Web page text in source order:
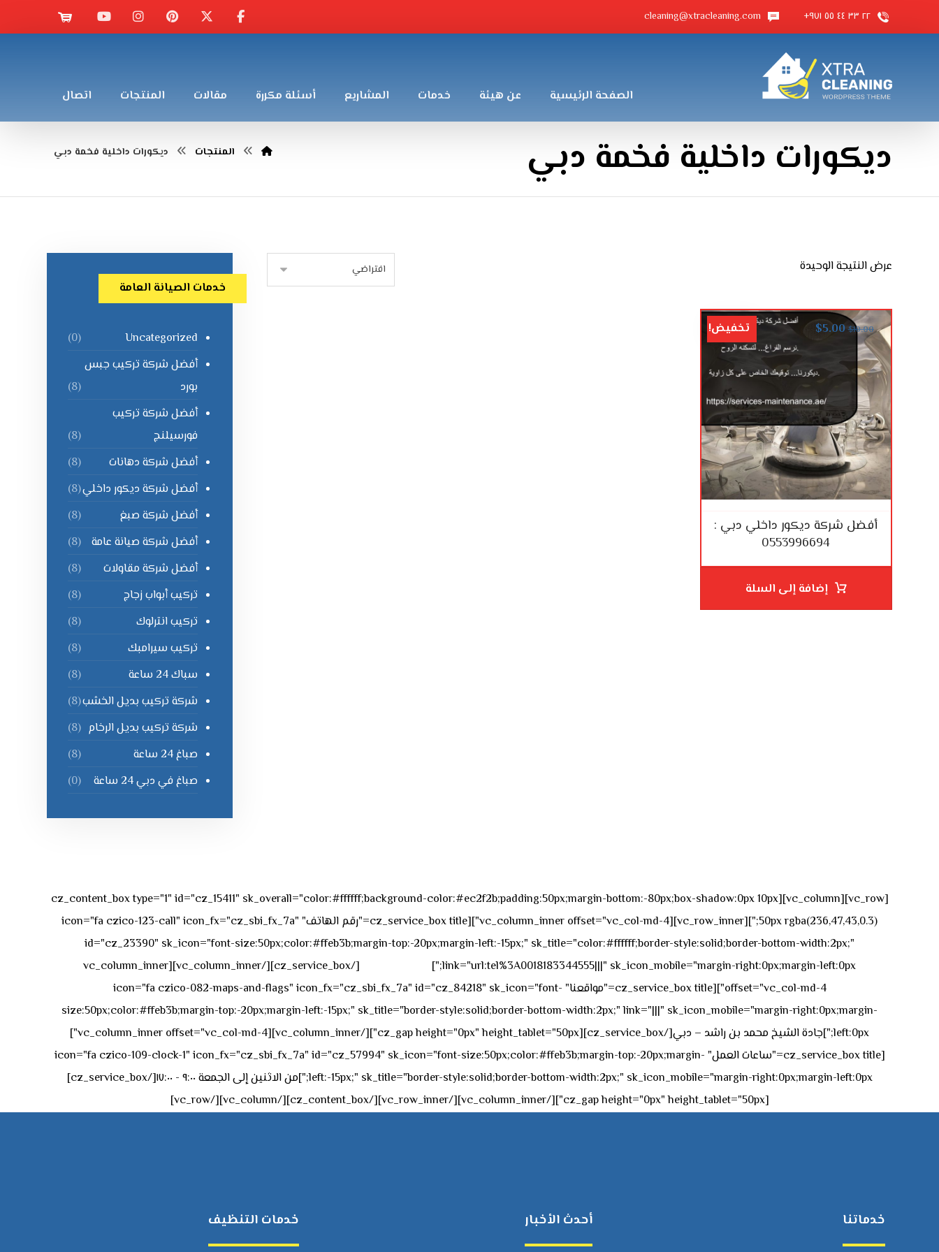
٢٢ ٣٣ ٤٤ ٥٥ ٩٧١+ cleaning@xtracleaning.com
الصفحة الرئيسية عن هيئة خدمات المشاريع أسئلة مكررة مقالات المنتجات اتصال
ديكورات داخلية فخمة دبي المنتجات ديكورات داخلية فخمة دبي
عرض النتيجة الوحيدة
أفضل شركة ديكور داخلي دبي :
0553996694
$10.00
$5.00 تخفيض!
إضافة إلى السلة
خدمات الصيانة العامة
Uncategorized
(0)
أفضل شركة تركيب جبس
بورد
(8)
أفضل شركة تركيب
فورسيلنج
(8)
أفضل شركة دهانات
(8)
أفضل شركة ديكور داخلي(8)
أفضل شركة صبغ
(8)
أفضل شركة صيانة عامة
(8)
أفضل شركة مقاولات
(8)
تركيب أبواب زجاج
(8)
تركيب انترلوك
(8)
تركيب سيرامبك
(8)
سباك 24 ساعة
(8)
شركة تركيب بديل الخشب(8)
شركة تركيب بديل الرخام (8)
صباغ 24 ساعة
(8)
صباغ في دبي 24 ساعة
(0)
[vc_row][vc_column][cz_content_box type="1" id="cz_15411" sk_overall="color:#ffffff;background-color:#ec2f2b;padding:50px;margin-bottom:-80px;box-shadow:0px 10px
50px rgba(236,47,43,0.3);"][vc_row_inner][vc_column_inner offset="vc_col-md-4"][cz_service_box title="رقم الهاتف" icon="fa czico-123-call" icon_fx="cz_sbi_fx_7a"
id="cz_23390" sk_icon="font-size:50px;color:#ffeb3b;margin-top:-20px;margin-left:-15px;" sk_title="color:#ffffff;border-style:solid;border-bottom-width:2px;"
link="url:tel%3A0018183344555|||" sk_icon_mobile="margin-right:0px;margin-left:0px;"]
[/cz_service_box][/vc_column_inner][vc_column_inner
offset="vc_col-md-4"][cz_service_box title="مواقعنا" icon="fa czico-082-maps-and-flags" icon_fx="cz_sbi_fx_7a" id="cz_84218" sk_icon="font-
size:50px;color:#ffeb3b;margin-top:-20px;margin-left:-15px;" sk_title="border-style:solid;border-bottom-width:2px;" link="|||" sk_icon_mobile="margin-right:0px;margin-
left:0px;"]جادة الشيخ محمد بن راشد – دبي[/cz_service_box][cz_gap height="0px" height_tablet="50px"][/vc_column_inner][vc_column_inner offset="vc_col-md-4"]
[cz_service_box title="ساعات العمل" icon="fa czico-109-clock-1" icon_fx="cz_sbi_fx_7a" id="cz_57994" sk_icon="font-size:50px;color:#ffeb3b;margin-top:-20px;margin-
left:-15px;" sk_title="border-style:solid;border-bottom-width:2px;" sk_icon_mobile="margin-right:0px;margin-left:0px;"]من الاثنين إلى الجمعة ٩:٠٠ - ١٧:٠٠[/cz_service_box]
[cz_gap height="0px" height_tablet="50px"][/vc_column_inner][/vc_row_inner][/cz_content_box][/vc_column][/vc_row]
خدماتنا أحدث الأخبار خدمات التنظيف